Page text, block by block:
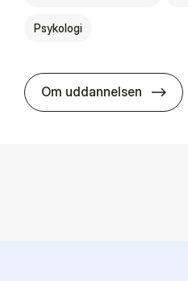
Psykologi
Om uddannelsen